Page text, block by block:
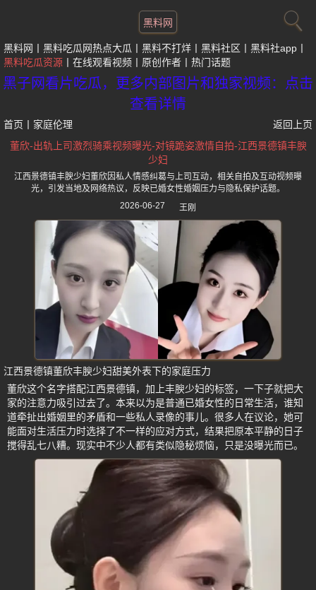
黑料网
黑料网 黑料吃瓜网热点大瓜 黑料不打烊 黑料社区
黑料社app
黑料吃瓜资源
在线观看视频 原创作者 热门话题
黑子网看片吃瓜，更多内部图片和独家视频：点击
查看详情
首页 家庭伦理
返回上页
董欣-出轨上司激烈骑乘视频曝光-对镜跪姿激情自拍-江西景德镇丰腴
少妇
江西景德镇丰腴少妇董欣因私人情感纠葛与上司互动，相关自拍及互动视频曝
光，引发当地及网络热议，反映已婚女性婚姻压力与隐私保护话题。
2026-06-27
王刚
江西景德镇董欣丰腴少妇甜美外表下的家庭压力
董欣这个名字搭配江西景德镇，加上丰腴少妇的标签，一下子就把大
家的注意力吸引过去了。本来以为是普通已婚女性的日常生活，谁知
道牵扯出婚姻里的矛盾和一些私人录像的事儿。很多人在议论，她可
能面对生活压力时选择了不一样的应对方式，结果把原本平静的日子
搅得乱七八糟。现实中不少人都有类似隐秘烦恼，只是没曝光而已。